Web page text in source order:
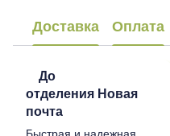
Доставка Оплата
До
отделения Новая
почта